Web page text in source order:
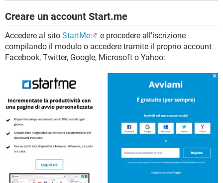
Creare un account Start.me
Accedere al sito StartMe
e procedere all'iscrizione
compilando il modulo o accedere tramite il proprio account
Facebook, Twitter, Google, Microsoft o Yahoo: